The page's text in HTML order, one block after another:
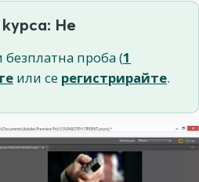
Не
проба (1
или се регистрирайте.